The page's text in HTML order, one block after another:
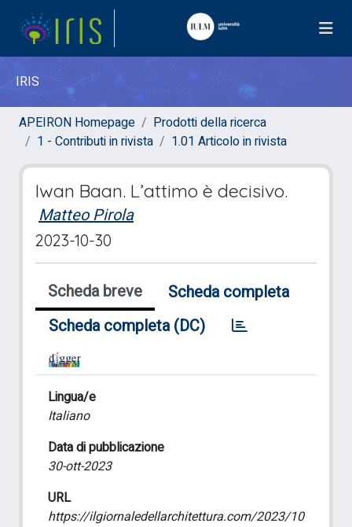
IRIS
APEIRON Homepage
Prodotti della ricerca
1 - Contributi in rivista
1.01 Articolo in rivista
Iwan Baan. L’attimo è decisivo.
Matteo Pirola
2023-10-30
Scheda breve
Scheda completa
Scheda completa (DC)
Lingua/e
Italiano
Data di pubblicazione
30-ott-2023
URL
https://ilgiornaledellarchitettura.com/2023/10